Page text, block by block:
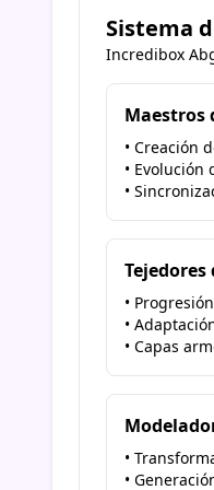
Sistema
Incredibox
Maestros
• Creación
• Evolución
•
•
•
• Capas
•
•